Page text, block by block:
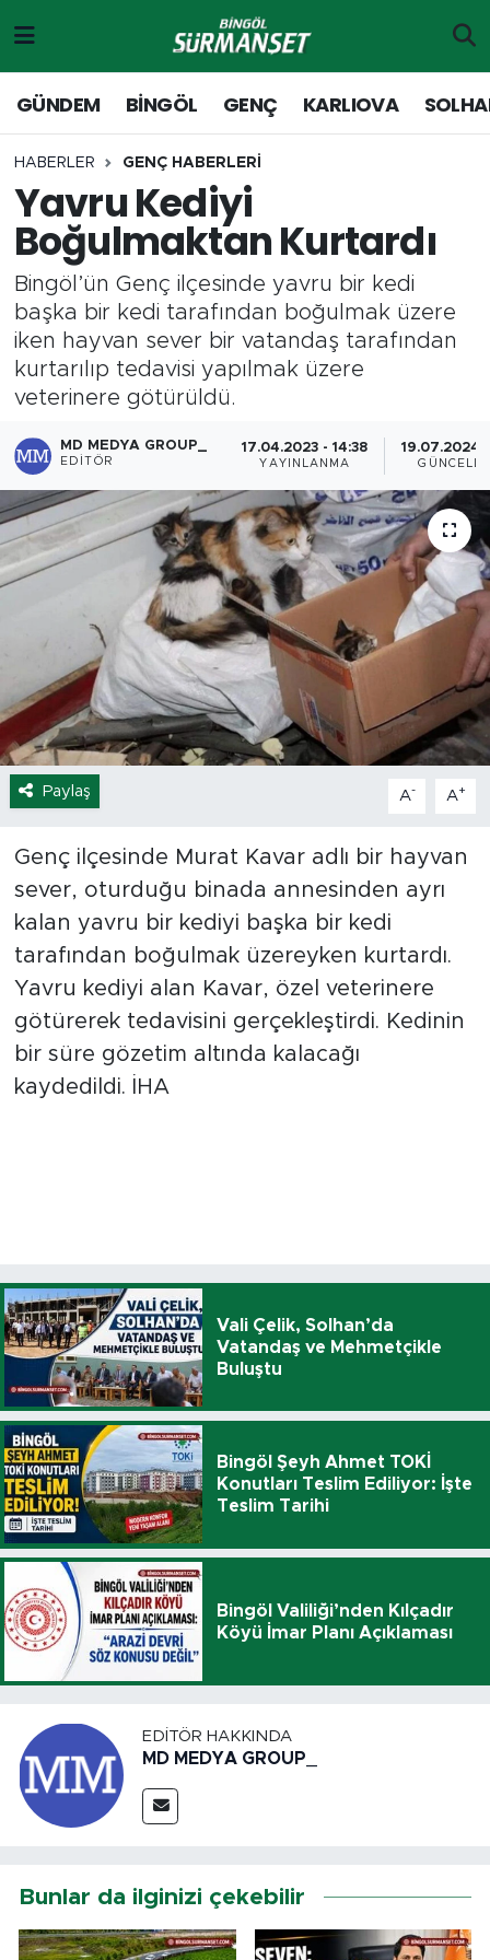
GÜNDEM BİNGÖL GENÇ KARLIOVA
HABERLER GENÇ HABERLERİ
Yavru Kediyi
Boğulmaktan Kurtardı
Bingöl’ün Genç ilçesinde yavru bir kedi
başka bir kedi tarafından boğulmak üzere
iken hayvan sever bir vatandaş tarafından
kurtarılıp tedavisi yapılmak üzere
veterinere götürüldü.
MD MEDYA GROUP_
EDITÖR
17.04.2023 - 14:38
YAYINLANMA
19.07.2024 -
Paylaş A- A+
Genç ilçesinde Murat Kavar adlı bir hayvan
sever, oturduğu binada annesinden ayrı
kalan yavru bir kediyi başka bir kedi
tarafından boğulmak üzereyken kurtardı.
Yavru kediyi alan Kavar, özel veterinere
götürerek tedavisini gerçekleştirdi. Kedinin
bir süre gözetim altında kalacağı
kaydedildi. İHA
Vali Çelik, Solhan’da
Vatandaş ve Mehmetçikle
Buluştu
Bingöl Şeyh Ahmet TOKİ
Konutları Teslim Ediliyor: İşte
Teslim Tarihi
Bingöl Valiliği’nden Kılçadır
Köyü İmar Planı Açıklaması
EDITÖR HAKKINDA
MD MEDYA GROUP_
Bunlar da ilginizi çekebilir
Genç
Solhan
Karlıova
Adaklı-Kiğı
Yayladere-Yedisu
Spor
Sağlık
Eğitim
Ekonomi
Hava Durumu
Tavz Der
Bingöl Kaza Haberleri
Merkez Hava Durumu
Merkez Trafik Yoğunluk Haritası
Süper Lig Puan Durumu ve Fikstür
Tüm Manşetler
Son Dakika Haberleri